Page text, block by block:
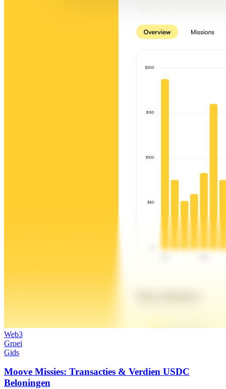
Web3
Groei
Gids
Moove Missies: Transacties & Verdien USDC
Beloningen